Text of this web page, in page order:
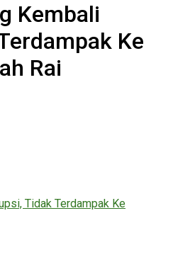
Kembali
Ke
Rai